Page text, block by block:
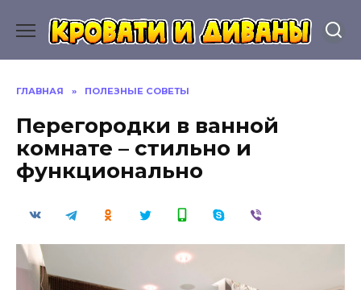
содержанию
ГЛАВНАЯ » ПОЛЕЗНЫЕ СОВЕТЫ
Перегородки в ванной
комнате – стильно и
функционально